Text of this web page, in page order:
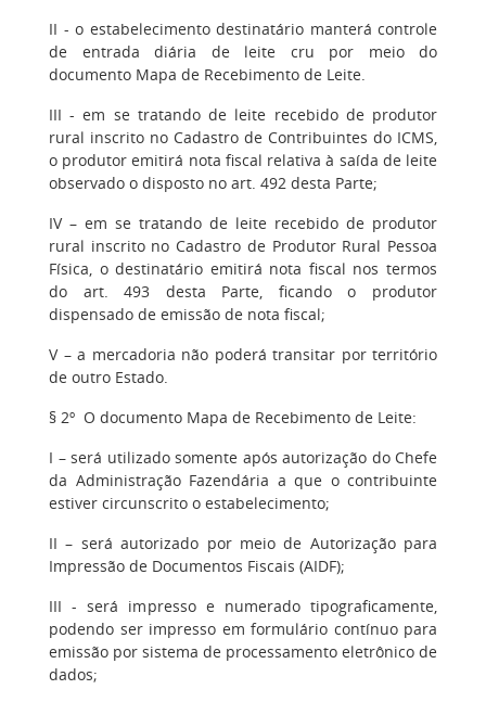
II - o estabelecimento destinatário manterá controle
de entrada diária de leite cru por meio do
documento Mapa de Recebimento de Leite.
III - em se tratando de leite recebido de produtor
rural inscrito no Cadastro de Contribuintes do ICMS,
o produtor emitirá nota fiscal relativa à saída de leite
observado o disposto no art. 492 desta Parte;
IV – em se tratando de leite recebido de produtor
rural inscrito no Cadastro de Produtor Rural Pessoa
Física, o destinatário emitirá nota fiscal nos termos
do art. 493 desta Parte, ficando o produtor
dispensado de emissão de nota fiscal;
V – a mercadoria não poderá transitar por território
de outro Estado.
§ 2º O documento Mapa de Recebimento de Leite:
I – será utilizado somente após autorização do Chefe
da Administração Fazendária a que o contribuinte
estiver circunscrito o estabelecimento;
II – será autorizado por meio de Autorização para
Impressão de Documentos Fiscais (AIDF);
III - será impresso e numerado tipograficamente,
podendo ser impresso em formulário contínuo para
emissão por sistema de processamento eletrônico de
dados;